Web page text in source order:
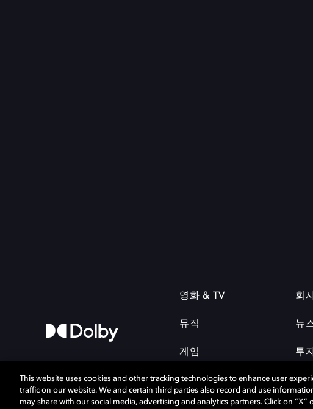
영화 & TV
뮤직
게임
회
뉴
투
This website uses cookies and other tracking technologies to enhance user
traffic on our website. We and certain third parties also record and use
may share with our social media, advertising and analytics partners. Click on “X”